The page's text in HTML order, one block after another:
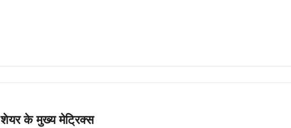
शेयर के मुख्य मेट्रिक्स